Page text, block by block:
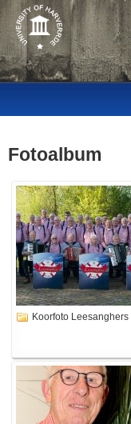
Fotoalbum
Koorfoto Leesanghers